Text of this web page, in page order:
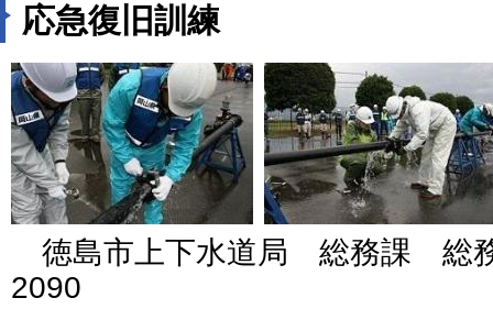
応急復旧訓練
徳島市上下水道局 総務課 総
2090